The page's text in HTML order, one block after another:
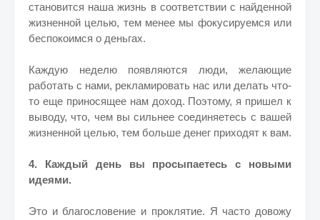
становится наша жизнь в соответствии с найденной
жизненной целью, тем менее мы фокусируемся или
беспокоимся о деньгах.
Каждую неделю появляются люди, желающие
работать с нами, рекламировать нас или делать что-
то еще приносящее нам доход. Поэтому, я пришел к
выводу, что, чем вы сильнее соединяетесь с вашей
жизненной целью, тем больше денег приходят к вам.
4. Каждый день вы просыпаетесь с новыми
идеями.
Это и благословение и проклятие. Я часто довожу